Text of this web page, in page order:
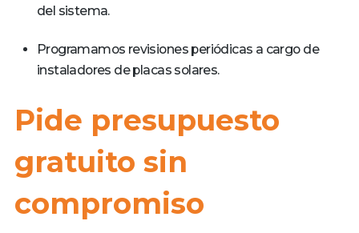
del sistema.
Programamos revisiones periódicas a cargo de
instaladores de placas solares.
Pide presupuesto
gratuito sin
compromiso